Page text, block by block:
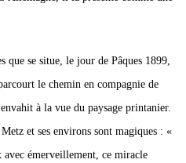
que se situe, le jour de Pâques 1899,
le chemin en compagnie de
à la vue du paysage printanier.
et ses environs sont magiques : «
émerveillement, ce miracle